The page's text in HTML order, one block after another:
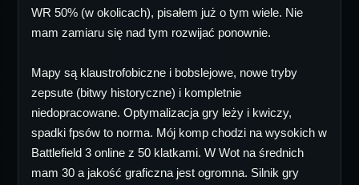
WR 50% (w okolicach), pisałem już o tym wiele. Nie
mam zamiaru się nad tym rozwijać ponownie.
Mapy są klaustrofobiczne i bobslejowe, nowe tryby
zepsute (bitwy historyczne) i kompletnie
niedopracowane. Optymalizacja gry leży i kwiczy,
spadki fpsów to norma. Mój komp chodzi na wysokich w
Battlefield 3 online z 50 klatkami. W Wot na średnich
mam 30 a jakość graficzna jest ogromna. Silnik gry